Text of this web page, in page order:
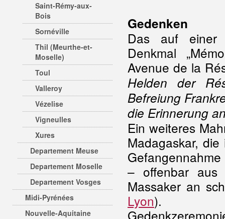
Saint-Rémy-aux-
Bois
Sornéville
Thil (Meurthe-et-
Moselle)
Toul
Valleroy
Vézelise
Vigneulles
Xures
Departement Meuse
Departement Moselle
Departement Vosges
Midi-Pyrénées
Nouvelle-Aquitaine
Gedenken
Das auf einer
Denkmal
Avenue de la
Helden der
Befreiung
die Erinnerung
Ein weiteres
Madagaskar,
– offenbar aus
Massaker an
Lyon).